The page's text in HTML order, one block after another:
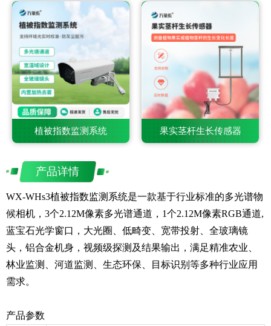
植被指数监测系统 果实茎杆生长传感器
产品详情
WX-WHs3植被指数监测系统是一款基于行业标准的多光谱物
候相机，3个2.12M像素多光谱通道，1个2.12M像素RGB通道,
蓝宝石光学窗口，大光圈、低畸变、宽带投射、全玻璃镜
头，铝合金机身，视频级探测及结果输出，满足精准农业、
林业监测、河道监测、生态环保、目标识别等多种行业应用
需求。
产品参数